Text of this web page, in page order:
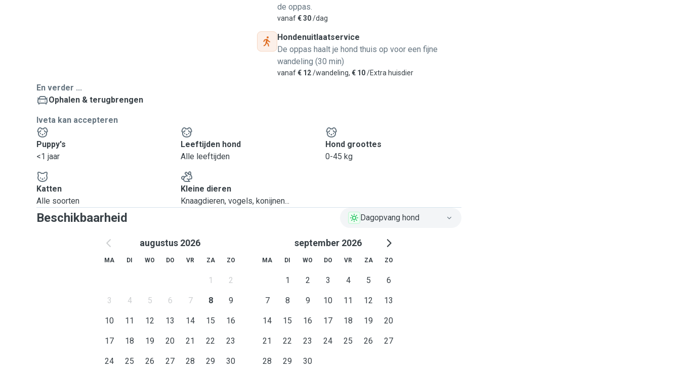
de oppas.
vanaf€ 30/dag
Hondenuitlaatservice
De oppas haalt je hond thuis op voor een fijne
wandeling (30 min)
vanaf€ 12/wandeling, € 10/Extra huisdier
En verder ...
Ophalen & terugbrengen
Iveta kan accepteren
Puppy's
<1 jaar
Leeftijden hond
Alle leeftijden
Hond groottes
0-45 kg
Katten
Alle soorten
Kleine dieren
Knaagdieren, vogels, konijnen...
Beschikbaarheid Dagopvang hond
augustus 2026
MA DI WO DO VR ZA ZO
1 2
3 4 5 6 7 8 9
10 11 12 13 14 15 16
17 18 19 20 21 22 23
24 25 26 27 28 29 30
september 2026
MA DI WO DO VR ZA ZO
1 2 3 4 5 6
7 8 9 10 11 12 13
14 15 16 17 18 19 20
21 22 23 24 25 26 27
28 29 30